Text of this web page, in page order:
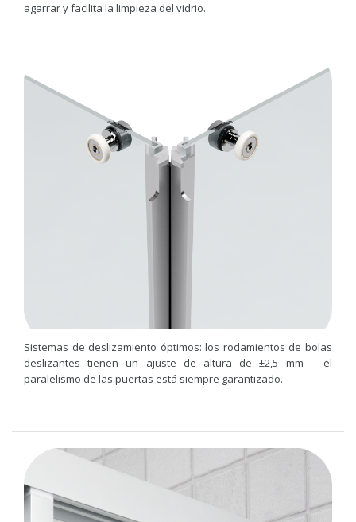
agarrar y facilita la limpieza del vidrio.
Sistemas de deslizamiento óptimos: los rodamientos de bolas
deslizantes tienen un ajuste de altura de ±2,5 mm – el
paralelismo de las puertas está siempre garantizado.